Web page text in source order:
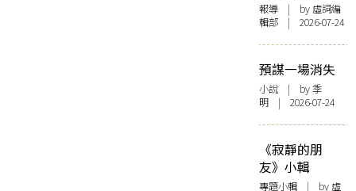
報導 | by 虛詞編
輯部 | 2026-07-24
預謀一場消失
小說 | by 季
明 | 2026-07-24
《寂靜的朋
友》小輯
專題小輯 | by 虛